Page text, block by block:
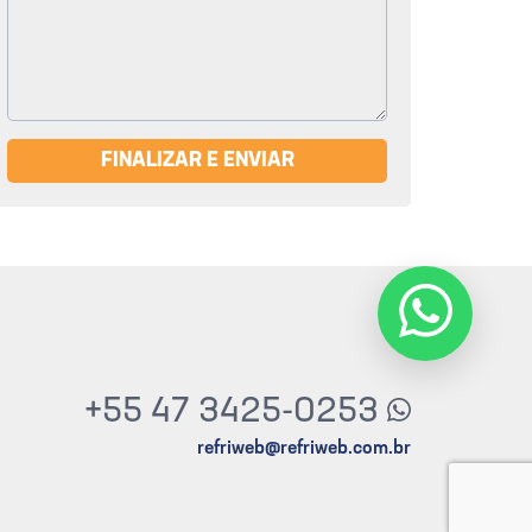
FINALIZAR E ENVIAR
+55 47 3425-0253
refriweb@refriweb.com.br